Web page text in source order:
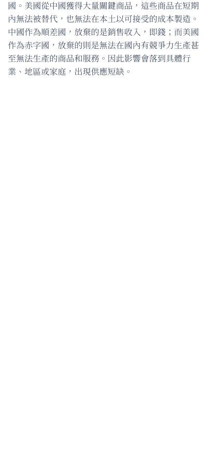
國。美國從中國獲得大量關鍵商品，這些商品在短期
內無法被替代，也無法在本土以可接受的成本製造。
中國作為順差國，放棄的是銷售收入，即錢；而美國
作為赤字國，放棄的則是無法在國內有競爭力生產甚
至無法生產的商品和服務。因此影響會落到具體行
業、地區或家庭，出現供應短缺。